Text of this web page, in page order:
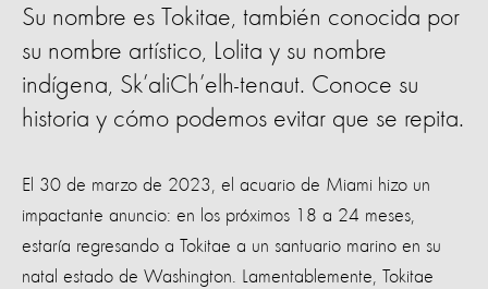
Su nombre es Tokitae, también conocida por
su nombre artístico, Lolita y su nombre
indígena, Sk’aliCh’elh-tenaut. Conoce su
historia y cómo podemos evitar que se repita.
El 30 de marzo de 2023, el acuario de Miami hizo un
impactante anuncio: en los próximos 18 a 24 meses,
estaría regresando a Tokitae a un santuario marino en su
natal estado de Washington. Lamentablemente, Tokitae